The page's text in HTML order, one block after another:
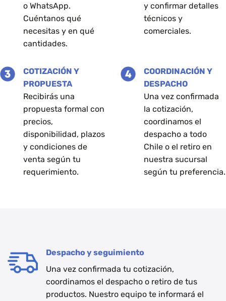
o WhatsApp.
Cuéntanos qué
necesitas y en qué
cantidades.
y confirmar detalles
técnicos y
comerciales.
COTIZACIÓN Y
PROPUESTA
Recibirás una
propuesta formal con
precios,
disponibilidad, plazos
y condiciones de
venta según tu
requerimiento.
COORDINACIÓN Y
DESPACHO
Una vez confirmada
la cotización,
coordinamos el
despacho a todo
Chile o el retiro en
nuestra sucursal
según tu preferencia.
Despacho y seguimiento
Una vez confirmada tu cotización,
coordinamos el despacho o retiro de tus
productos. Nuestro equipo te informará el